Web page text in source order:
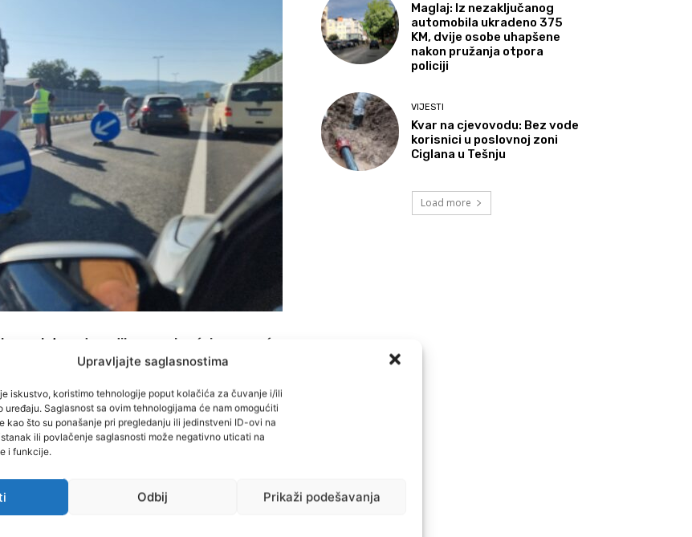
Upravljajte saglasnostima
iskustvo, koristimo tehnologije poput kolačića za čuvanje i/ili
uređaju. Saglasnost sa ovim tehnologijama će nam omogućiti
kao što su ponašanje pri pregledanju ili jedinstveni ID-ovi na
ili povlačenje saglasnosti može negativno uticati na
i funkcije.
Odbij Prikaži podešavanja
rano jutros dogodila se saobraćajna nesreća.
Ministarstva unutrašnjih poslova Zeničko-
vozila kojim je upravljao S. N. (57).
kontrolu nad upravljačem i sletio sa puta.
kod Visokog.
nažalost, konstatovana smrt.
Maglaj: Iz nezaključanog
automobila ukradeno 375
KM, dvije osobe uhapšene
nakon pružanja otpora
policiji
VIJESTI
Kvar na cjevovodu: Bez vode
korisnici u poslovnoj zoni
Ciglana u Tešnju
Load more